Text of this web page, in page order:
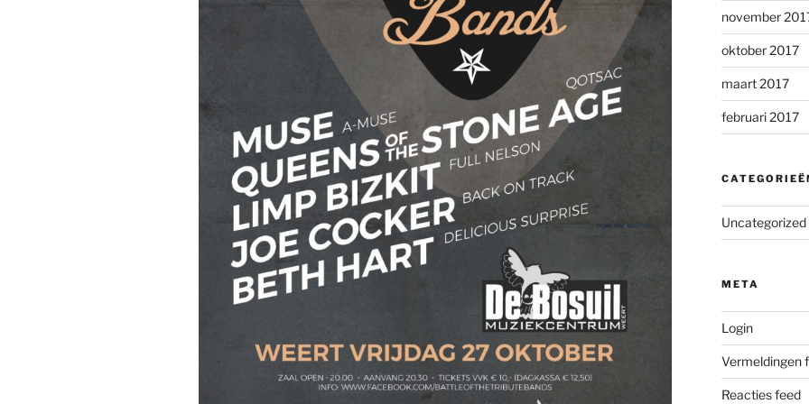
november
oktober 2017
maart 2017
februari 2017
Uncategorized
META
Login
Vermeldingen
Reacties feed